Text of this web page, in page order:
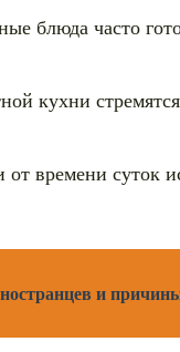
блюда часто
кухни
от времени суток
и